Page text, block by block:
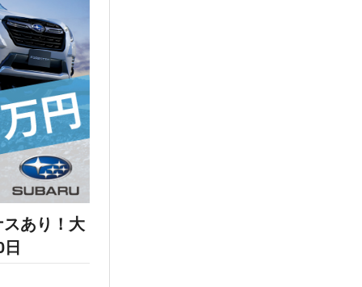
あり！大